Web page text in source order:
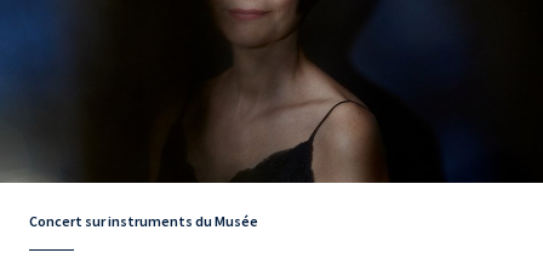
Concert sur instruments du Musée